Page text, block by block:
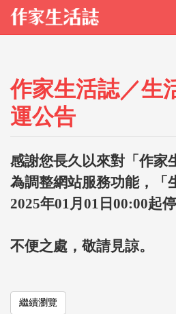
作家生活誌／生
運公告
感謝您長久以來對「作家
為調整網站服務功能，「
2025年01月01日00:00起
不便之處，敬請見諒。
繼續瀏覽